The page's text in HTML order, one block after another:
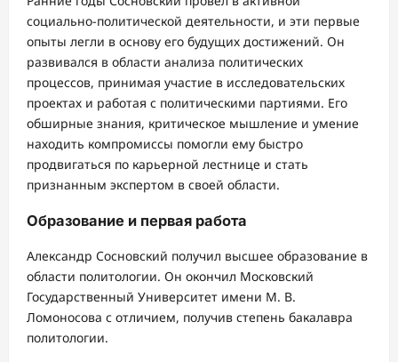
социально-политической деятельности, и эти первые
опыты легли в основу его будущих достижений. Он
развивался в области анализа политических
процессов, принимая участие в исследовательских
проектах и работая с политическими партиями. Его
обширные знания, критическое мышление и умение
находить компромиссы помогли ему быстро
продвигаться по карьерной лестнице и стать
признанным экспертом в своей области.
Образование и первая работа
Александр Сосновский получил высшее образование в
области политологии. Он окончил Московский
Государственный Университет имени М. В.
Ломоносова с отличием, получив степень бакалавра
политологии.